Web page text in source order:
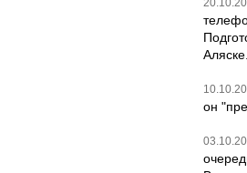
он